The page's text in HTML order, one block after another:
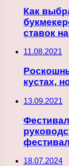
Как
ставок
11.08.2021
кустах,
13.09.2021
18.07.2024